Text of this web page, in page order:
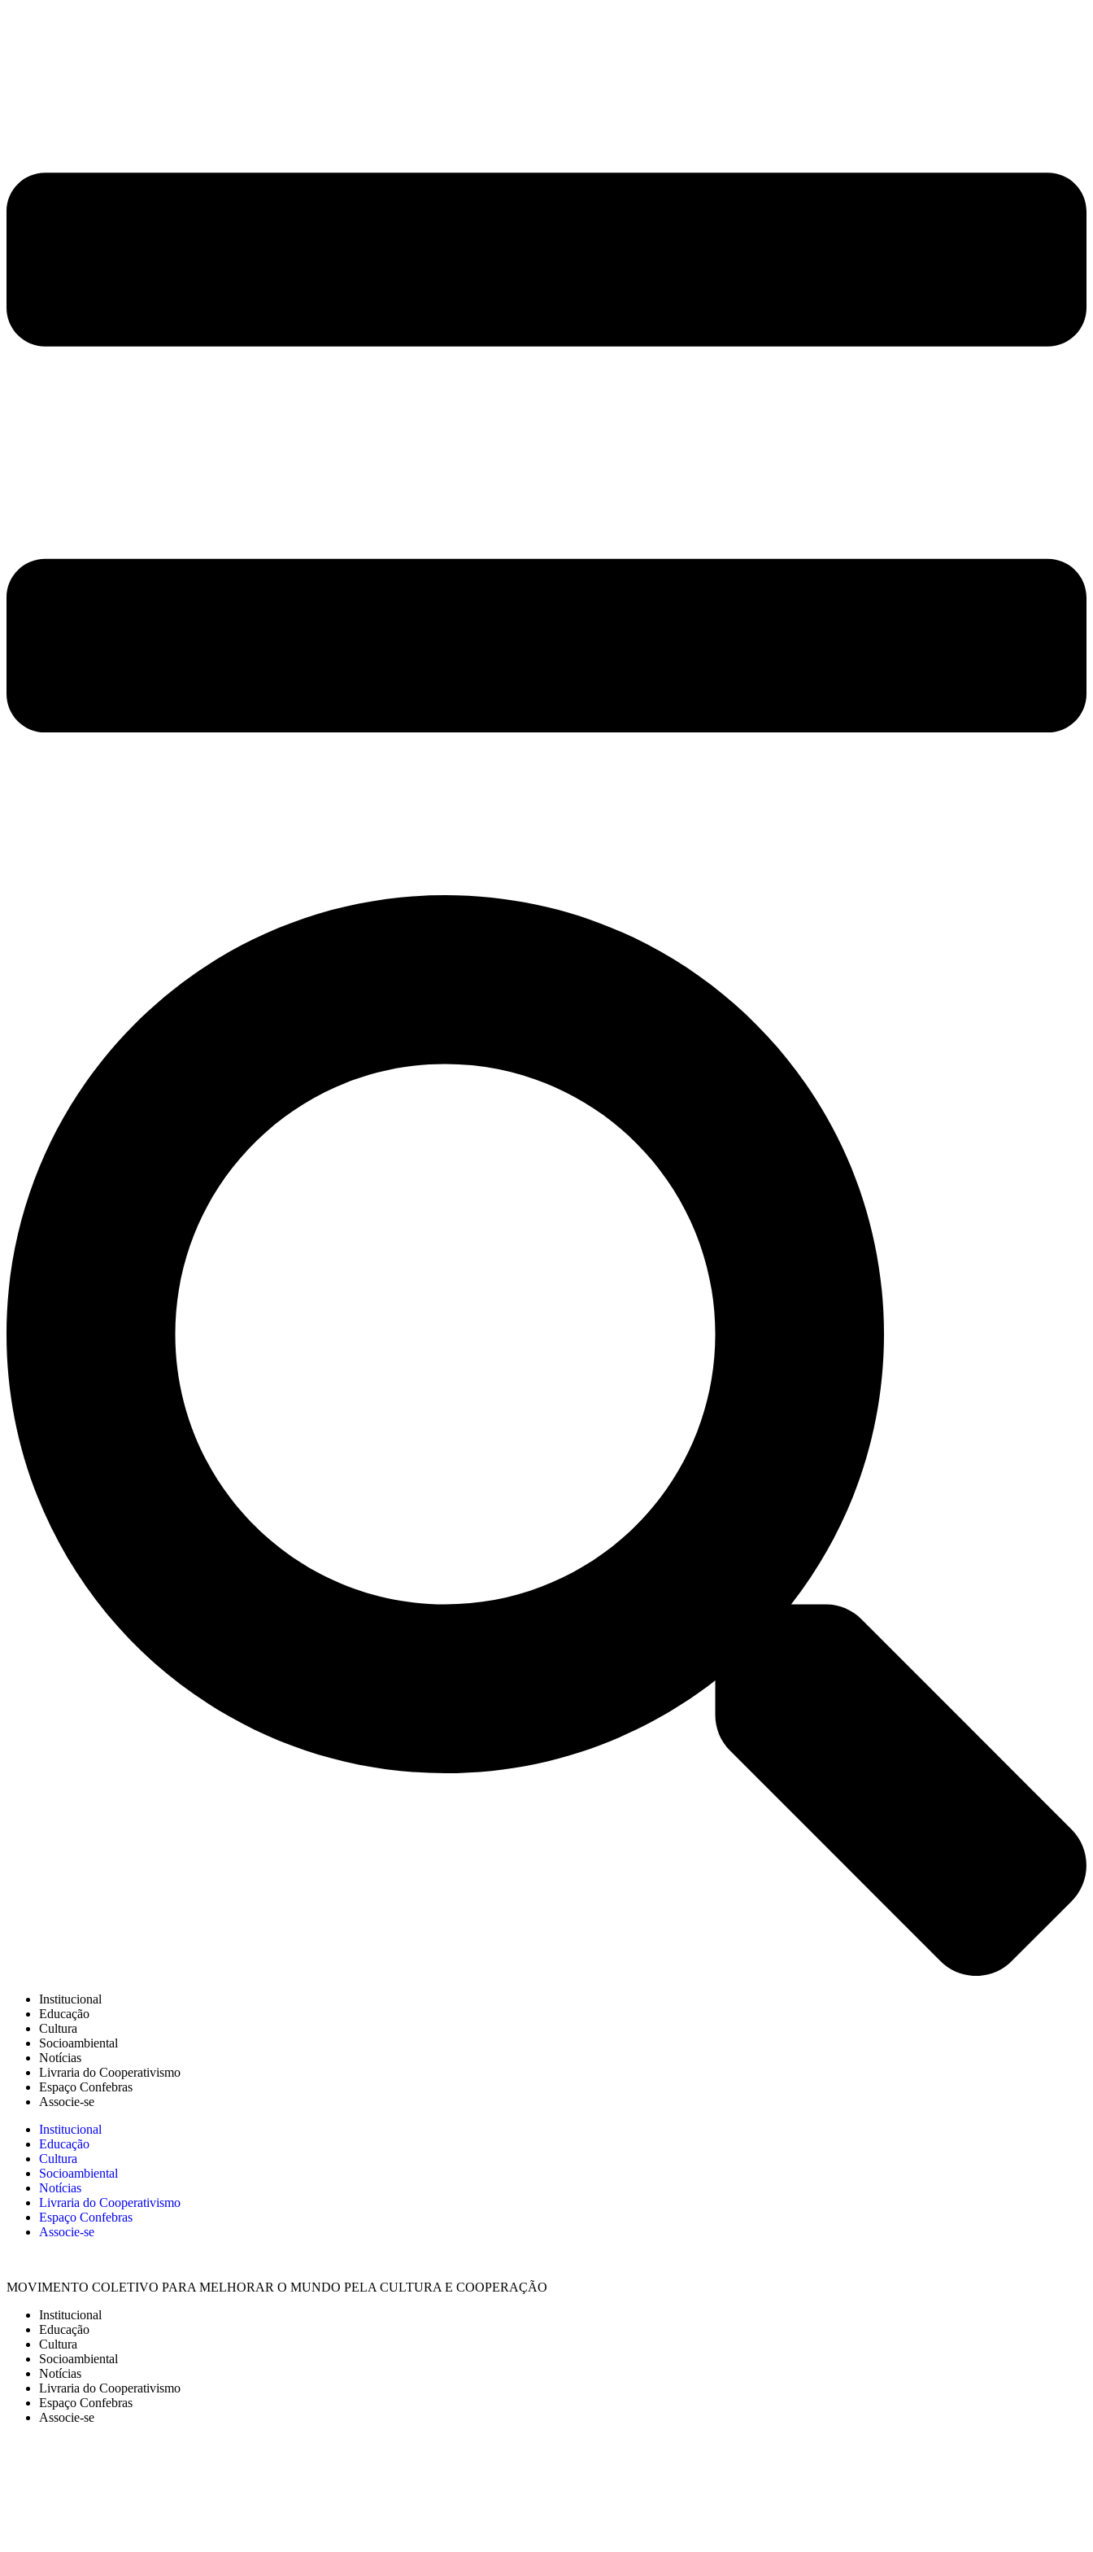
Institucional
Educação
Cultura
Socioambiental
Notícias
Livraria do Cooperativismo
Espaço Confebras
Associe-se
Institucional
Educação
Cultura
Socioambiental
Notícias
Livraria do Cooperativismo
Espaço Confebras
Associe-se
MOVIMENTO COLETIVO PARA MELHORAR O MUNDO PELA CULTURA E COOPERAÇÃO
Institucional
Educação
Cultura
Socioambiental
Notícias
Livraria do Cooperativismo
Espaço Confebras
Associe-se